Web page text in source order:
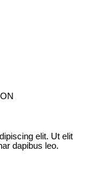
elit. Ut elit
dapibus leo.